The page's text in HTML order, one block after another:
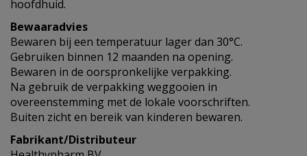
hoofdhuid.
Bewaaradvies
Bewaren bij een temperatuur lager dan 30°C.
Gebruiken binnen 12 maanden na opening.
Bewaren in de oorspronkelijke verpakking.
Na gebruik de verpakking weggooien in
overeenstemming met de lokale voorschriften.
Buiten zicht en bereik van kinderen bewaren.
Fabrikant/Distributeur